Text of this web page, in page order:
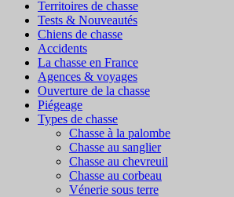
Territoires de chasse
Tests & Nouveautés
Chiens de chasse
Accidents
La chasse en France
Agences & voyages
Ouverture de la chasse
Piégeage
Types de chasse
Chasse à la palombe
Chasse au sanglier
Chasse au chevreuil
Chasse au corbeau
Vénerie sous terre